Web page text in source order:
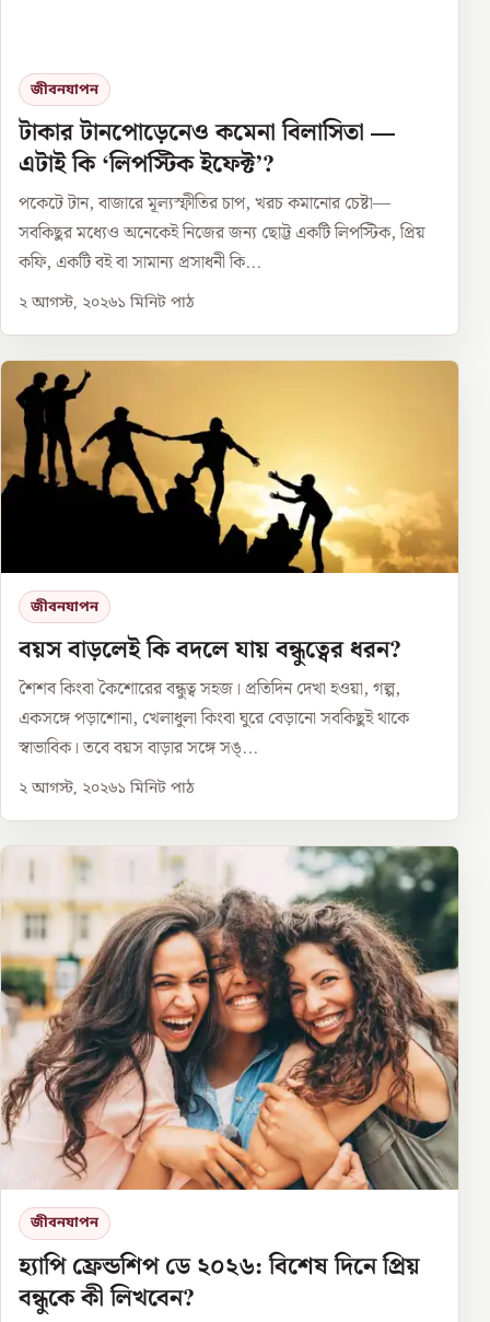
জীবনযাপন
টাকার টানপোড়েনেও কমেনা বিলাসিতা —
এটাই কি ‘লিপস্টিক ইফেক্ট’?
পকেটে টান, বাজারে মূল্যস্ফীতির চাপ, খরচ কমানোর চেষ্টা—
সবকিছুর মধ্যেও অনেকেই নিজের জন্য ছোট্ট একটি লিপস্টিক, প্রিয়
কফি, একটি বই বা সামান্য প্রসাধনী কি...
২ আগস্ট, ২০২৬১ মিনিট পাঠ
জীবনযাপন
বয়স বাড়লেই কি বদলে যায় বন্ধুত্বের ধরন?
শৈশব কিংবা কৈশোরের বন্ধুত্ব সহজ। প্রতিদিন দেখা হওয়া, গল্প,
একসঙ্গে পড়াশোনা, খেলাধুলা কিংবা ঘুরে বেড়ানো সবকিছুই থাকে
স্বাভাবিক। তবে বয়স বাড়ার সঙ্গে সঙ্...
২ আগস্ট, ২০২৬১ মিনিট পাঠ
জীবনযাপন
হ্যাপি ফ্রেন্ডশিপ ডে ২০২৬: বিশেষ দিনে প্রিয়
বন্ধুকে কী লিখবেন?